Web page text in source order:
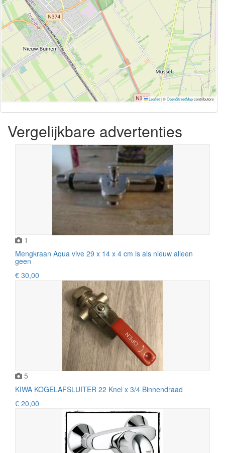
Leaflet|©OpenStreetMapcontributors
Vergelijkbare advertenties
1
Mengkraan Aqua vive 29 x 14 x 4 cm is als nieuw alleen
geen
€ 30,00
5
KIWA KOGELAFSLUITER 22 Knel x 3/4 Binnendraad
€ 20,00